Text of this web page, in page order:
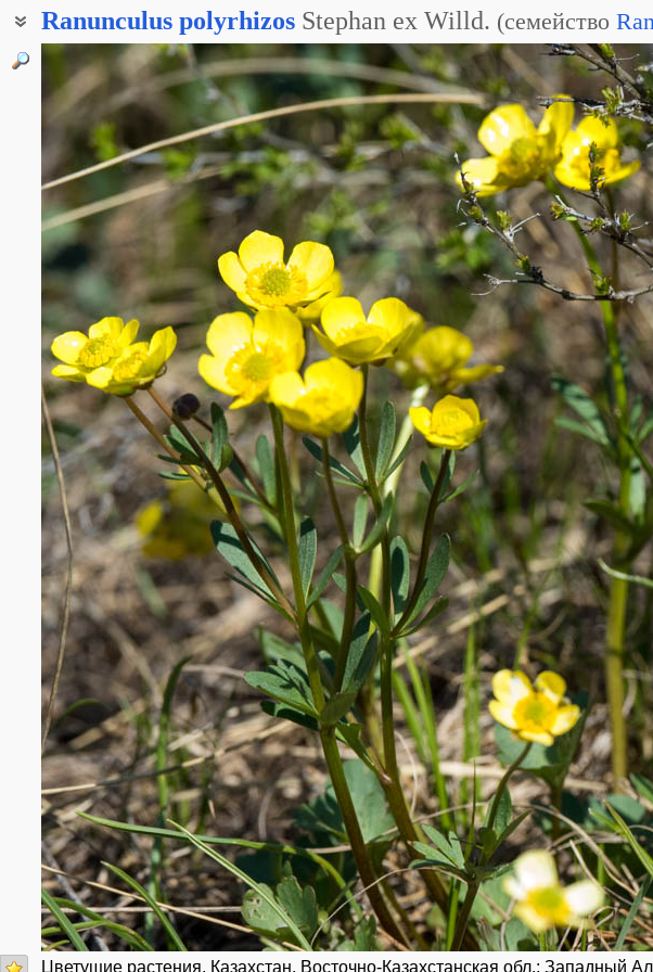
Ranunculus polyrhizos Stephan ex Willd. (семейство
Лютик многокоренный
Цветущие растения. Казахстан, Восточно-Казахстанская обл.; Западный